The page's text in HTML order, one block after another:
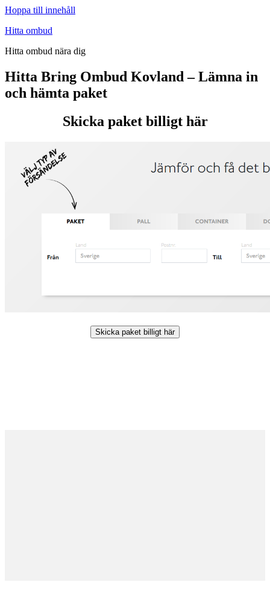
Hoppa till innehåll
Hitta ombud
Hitta ombud nära dig
Hitta Bring Ombud Kovland – Lämna in
och hämta paket
Skicka paket billigt här
Skicka paket billigt här